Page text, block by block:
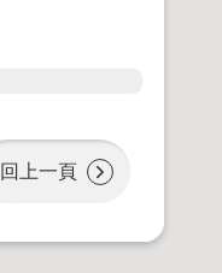
回上一頁